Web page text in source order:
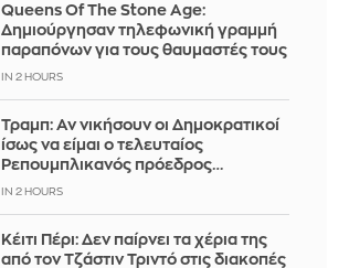
Queens Of The Stone Age:
Δημιούργησαν τηλεφωνική γραμμή
παραπόνων για τους θαυμαστές τους
IN 2 HOURS
Τραμπ: Αν νικήσουν οι Δημοκρατικοί
ίσως να είμαι ο τελευταίος
Ρεπουμπλικανός πρόεδρος…
IN 2 HOURS
Κέιτι Πέρι: Δεν παίρνει τα χέρια της
από τον Τζάστιν Τριντό στις διακοπές